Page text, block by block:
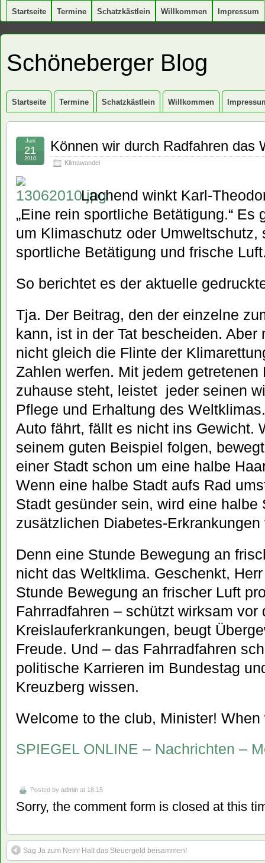
Startseite Termine Schatzkästlein Willkommen Impressum
Schöneberger Blog
Startseite Termine Schatzkästlein Willkommen
Können wir durch Radfahren das
Klimawandel
Juni
21
2010
Lachend winkt Karl-
„Eine rein sportliche Betätigung.“ Es
um Klimaschutz oder Umweltschutz,
sportliche Betätigung und frische
So berichtet es der aktuelle
Tja. Der Beitrag, den der einzelne
kann, ist in der Tat bescheiden. Aber
nicht gleich die Flinte der
Zahlen werfen. Mit jedem
zuhause steht, leistet jeder seinen
Pflege und Erhaltung des
Auto fährt, fällt es nicht ins Gewicht.
seinem guten Beispiel folgen,
einer Stadt schon um eine halbe
Wenn eine halbe Stadt aufs Rad
Stadt gesünder sein, wird eine halbe
zusätzlichen Diabetes-Erkrankungen
Denn eine Stunde Bewegung an
nicht das Weltklima. Geschenkt,
Stunde Bewegung an frischer Luft
Fahrradfahren – schützt wirksam vor
Kreislauferkrankungen, beugt
Freude. Und – das Fahrradfahren
politische Karrieren im Bundestag
Kreuzberg wissen.
Welcome to the club, Minister!
SPIEGEL ONLINE – Nachrichten –
Posted by admin at 18:15
Sorry, the comment form is closed at this
Sag Ja zum Nein! Halt das Steuergeld beisammen!